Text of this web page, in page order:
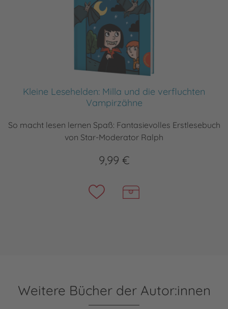
Kleine Lesehelden: Milla und die verfluchten
Vampirzähne
So macht lesen lernen Spaß: Fantasievolles Erstlesebuch
von Star-Moderator Ralph
9,99 €
Weitere Bücher der Autor:innen